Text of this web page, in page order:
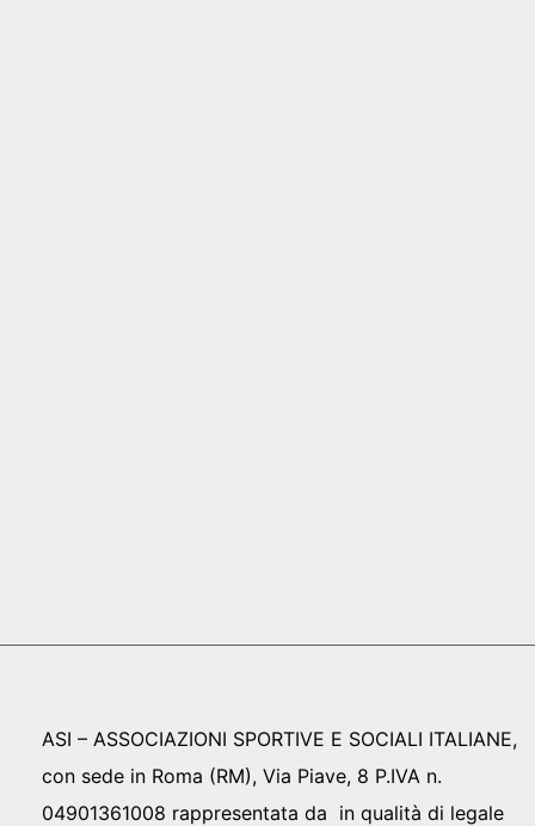
ASI – ASSOCIAZIONI SPORTIVE E SOCIALI ITALIANE,
con sede in Roma (RM), Via Piave, 8 P.IVA n.
04901361008 rappresentata da in qualità di legale